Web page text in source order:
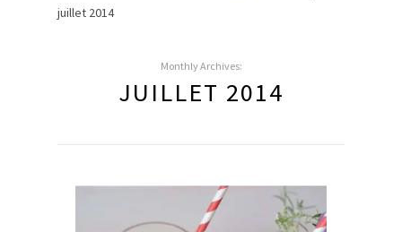
juillet 2014
Monthly Archives:
JUILLET 2014